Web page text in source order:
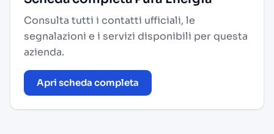
Consulta tutti i contatti ufficiali, le
segnalazioni e i servizi disponibili per questa
azienda.
Apri scheda completa